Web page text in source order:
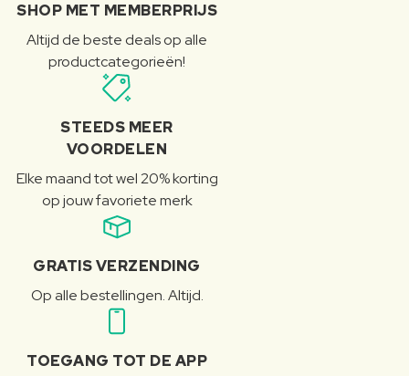
SHOP MET MEMBERPRIJS
Altijd de beste deals op alle
productcategorieën!
STEEDS MEER
VOORDELEN
Elke maand tot wel 20% korting
op jouw favoriete merk
GRATIS VERZENDING
Op alle bestellingen. Altijd.
TOEGANG TOT DE APP